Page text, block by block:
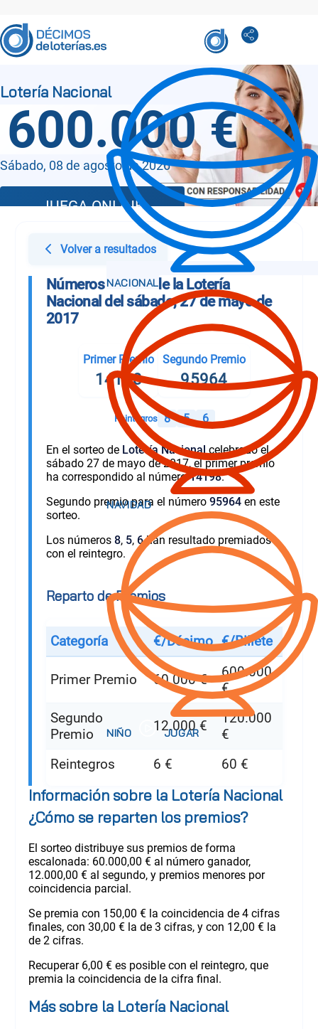
Volver a resultados
Números Sorteo de la Lotería
Nacional del sábado, 27 de mayo de
2017
Primer Premio
14198
Segundo Premio
95964
Reintegros 8 5 6
En el sorteo de Lotería Nacionalcelebrado el
sábado 27 de mayo de 2017, el primer premio
ha correspondido al número14198.
Segundo premio para el número 95964en este
sorteo.
Los números 8, 5, 6han resultado premiados
con el reintegro.
Reparto de Premios
Categoría €/Décimo €/Billete
Primer Premio 60.000 €
600.000
€
Segundo
Premio
12.000 €
120.000
€
Reintegros
6 € 60 €
Información sobre la Lotería Nacional
¿Cómo se reparten los premios?
El sorteo distribuye sus premios de forma
escalonada: 60.000,00 € al número ganador,
12.000,00 € al segundo, y premios menores por
coincidencia parcial.
Se premia con 150,00 € la coincidencia de 4 cifras
finales, con 30,00 € la de 3 cifras, y con 12,00 € la
de 2 cifras.
Recuperar 6,00 € es posible con el reintegro, que
premia la coincidencia de la cifra final.
Más sobre la Lotería Nacional
600.000 €
Sábado, 08 de agosto de 2026
JUEGA ONLINE